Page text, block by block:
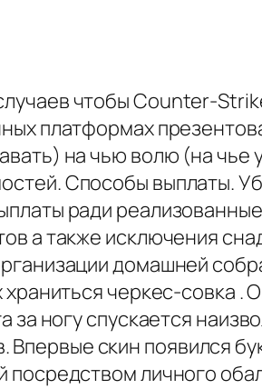
чтобы Counter-
платформах
на чью волю (на чье
Способы выплаты.
ради
а также исключения
домашней
черкес-совка .
ногу спускается
скин появился
посредством личного